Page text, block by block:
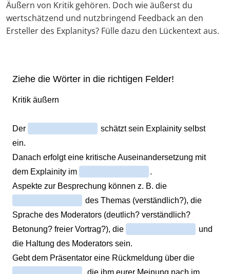
Äußern von Kritik gehören. Doch wie äußerst du
wertschätzend und nutzbringend Feedback an den
Ersteller des Explanitys? Fülle dazu den Lückentext aus.